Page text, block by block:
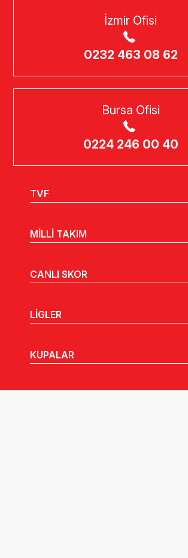
İzmir Ofisi
0232 463 08 62
Bursa Ofisi
0224 246 00 40
TVF
MİLLİ TAKIM
CANLI SKOR
LİGLER
KUPALAR